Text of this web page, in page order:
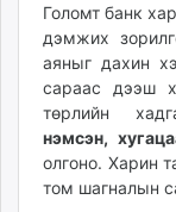
zarig.mn
today.mn
zuv.mn
mminfo.mn
ugluu.mn
urlag.mn
unen.mn
Голомт банк
дэмжих
аяныг дахин
сараас дээш
төрлийн
нэмсэн, х
олгоно. Харин
том шагналын